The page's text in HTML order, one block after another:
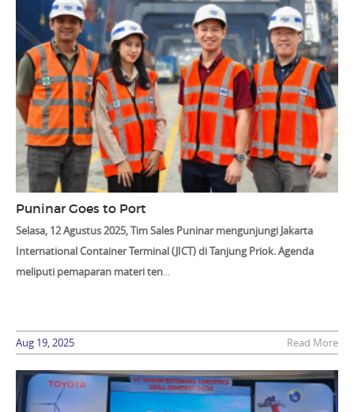
Puninar Goes to Port
Selasa, 12 Agustus 2025, Tim Sales Puninar mengunjungi Jakarta
International Container Terminal (JICT) di Tanjung Priok. Agenda
meliputi pemaparan materi ten...
Aug 19, 2025 Read More